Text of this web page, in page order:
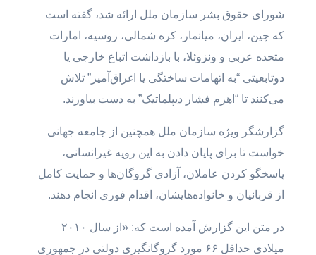
شورای حقوق بشر سازمان ملل ارائه شد، گفته است
که چین، ایران، میانمار، کره شمالی، روسیه، امارات
متحده عربی و ونزوئلا، با بازداشت اتباع خارجی یا
دوتابعیتی “به اتهامات ساختگی یا اغراق‌آمیز” تلاش
می‌کنند تا “اهرم فشار دیپلماتیک” به دست بیاورند.
گزارشگر ویژه سازمان ملل همچنین از جامعه جهانی
خواست تا برای پایان دادن به این رویه غیرانسانی،
پاسخگو کردن عاملان، آزادی گروگان‌ها و حمایت کامل
از قربانیان و خانواده‌هایشان، اقدام فوری انجام دهند.
در متن این گزارش آمده است که: «از سال ۲۰۱۰
میلادی حداقل ۶۶ مورد گروگانگیری دولتی در جمهوری